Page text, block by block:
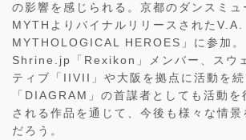
の影響を感じられる。京都のダンスミュ
MYTHよりバイナルリリースされたV.A.
MYTHOLOGICAL HEROES」に参加。
Shrine.jp「Rexikon」メンバー、スウ
ティブ「IIVII」や大阪を拠点に活動を続
「DIAGRAM」の首謀者としても活動を
される作品を通じて、今後も様々な情景
だろう。